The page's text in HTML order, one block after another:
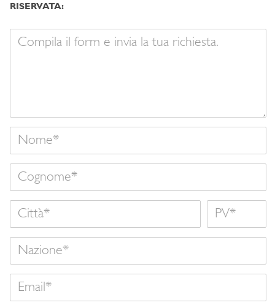
RISERVATA:
tuo
Nome
Cognome
Città Nome
Nazione
Email